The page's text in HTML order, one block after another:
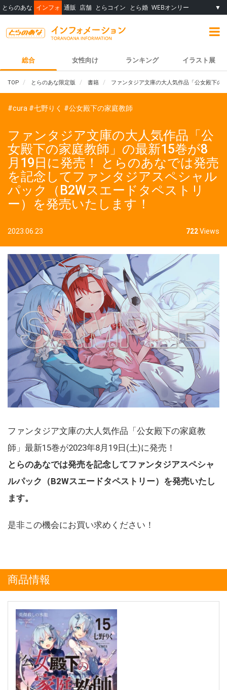
とらのあな インフォ 通販 店舗 とらコイン とら婚 WEBオンリー ▼
総合 女性向け ランキング イラスト展
TOP とらのあな限定版 書籍 ファンタジア文庫の大人気作品「公女殿下の
#cura #七野りく #公女殿下の家庭教師
ファンタジア文庫の大人気作品「公
女殿下の家庭教師」の最新15巻が8
月19日に発売！ とらのあなでは発売
を記念してファンタジアスペシャル
パック（B2Wスエードタペストリ
ー）を発売いたします！
2023.06.23 722Views
ファンタジア文庫の大人気作品「公女殿下の家庭教
師」最新15巻が2023年8月19日(土)に発売！
とらのあなでは発売を記念してファンタジアスペシャ
ルパック（B2Wスエードタペストリー）を発売いたし
ます。
是非この機会にお買い求めください！
商品情報